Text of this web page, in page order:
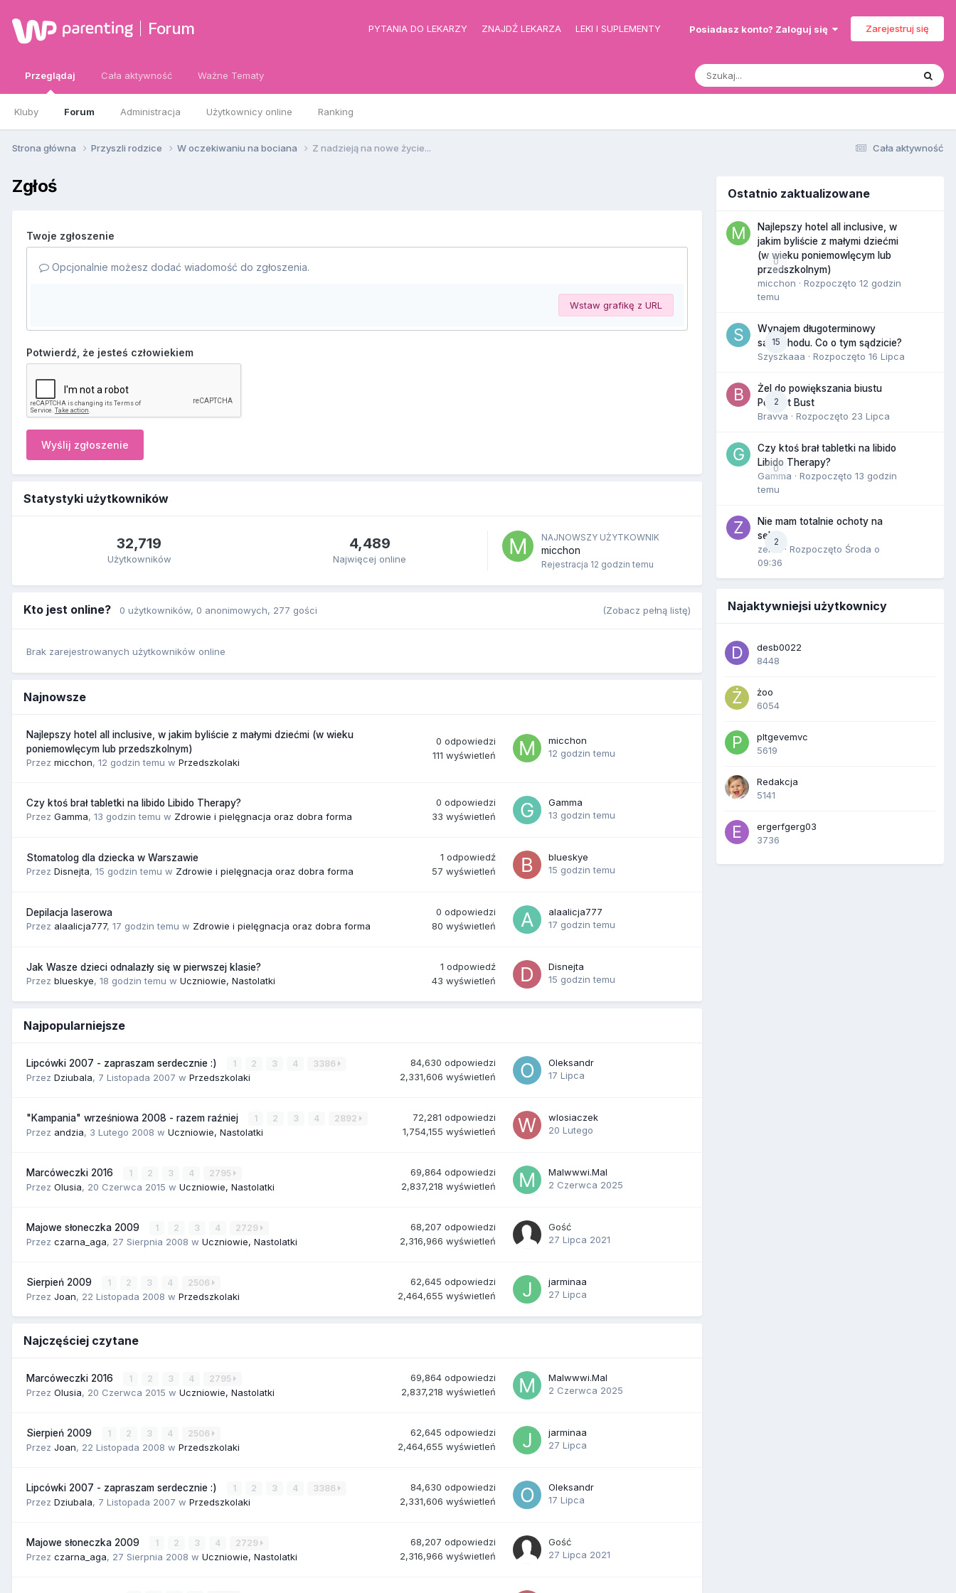
Forum PYTANIA DO LEKARZY ZNAJDŹ LEKARZA LEKI I SUPLEMENTY Posiadasz konto? Zaloguj się Zarejestruj się
Przeglądaj
Kluby Forum Administracja Użytkownicy online Ranking
Cała aktywność Ważne Tematy
Cała aktywność
Strona główna Przyszli rodzice W oczekiwaniu na bociana Z nadzieją na nowe życie...
Zgłoś
Twoje zgłoszenie
Opcjonalnie możesz dodać wiadomość do zgłoszenia.
Wstaw grafikę z URL
Potwierdź, że jesteś człowiekiem
Wyślij zgłoszenie
Statystyki użytkowników
32,719
Użytkowników
4,489
Najwięcej online
NAJNOWSZY UŻYTKOWNIK
micchon
Rejestracja 12 godzin temu
Kto jest online? 0 użytkowników, 0 anonimowych, 277 gości (Zobacz pełną listę)
Brak zarejestrowanych użytkowników online
Najnowsze
Najlepszy hotel all inclusive, w jakim byliście z małymi dziećmi (w wieku
poniemowlęcym lub przedszkolnym)
Przez micchon, 12 godzin temu w Przedszkolaki
0 odpowiedzi
111 wyświetleń
micchon
12 godzin temu
Czy ktoś brał tabletki na libido Libido Therapy?
Przez Gamma, 13 godzin temu w Zdrowie i pielęgnacja oraz dobra forma
0 odpowiedzi
33 wyświetleń
Gamma
13 godzin temu
Stomatolog dla dziecka w Warszawie
Przez Disnejta, 15 godzin temu w Zdrowie i pielęgnacja oraz dobra forma
1 odpowiedź
57 wyświetleń
blueskye
15 godzin temu
Depilacja laserowa
Przez alaalicja777, 17 godzin temu w Zdrowie i pielęgnacja oraz dobra forma
0 odpowiedzi
80 wyświetleń
alaalicja777
17 godzin temu
Jak Wasze dzieci odnalazły się w pierwszej klasie?
Przez blueskye, 18 godzin temu w Uczniowie, Nastolatki
1 odpowiedź
43 wyświetleń
Disnejta
15 godzin temu
Najpopularniejsze
Lipcówki 2007 - zapraszam serdecznie :) 1 2 3 4 3386
Przez Dziubala, 7 Listopada 2007 w Przedszkolaki
84,630 odpowiedzi
2,331,606 wyświetleń
Oleksandr
17 Lipca
"Kampania" wrześniowa 2008 - razem raźniej 1 2 3 4 2892
Przez andzia, 3 Lutego 2008 w Uczniowie, Nastolatki
72,281 odpowiedzi
1,754,155 wyświetleń
wlosiaczek
20 Lutego
Marcóweczki 2016 1 2 3 4 2795
Przez Olusia, 20 Czerwca 2015 w Uczniowie, Nastolatki
69,864 odpowiedzi
2,837,218 wyświetleń
Malwwwi.Mal
2 Czerwca 2025
Majowe słoneczka 2009 1 2 3 4 2729
Przez czarna_aga, 27 Sierpnia 2008 w Uczniowie, Nastolatki
68,207 odpowiedzi
2,316,966 wyświetleń
Gość
27 Lipca 2021
Sierpień 2009 1 2 3 4 2506
Przez Joan, 22 Listopada 2008 w Przedszkolaki
62,645 odpowiedzi
2,464,655 wyświetleń
jarminaa
27 Lipca
Najczęściej czytane
Marcóweczki 2016 1 2 3 4 2795
Przez Olusia, 20 Czerwca 2015 w Uczniowie, Nastolatki
69,864 odpowiedzi
2,837,218 wyświetleń
Malwwwi.Mal
2 Czerwca 2025
Sierpień 2009 1 2 3 4 2506
Przez Joan, 22 Listopada 2008 w Przedszkolaki
62,645 odpowiedzi
2,464,655 wyświetleń
jarminaa
27 Lipca
Lipcówki 2007 - zapraszam serdecznie :) 1 2 3 4 3386
Przez Dziubala, 7 Listopada 2007 w Przedszkolaki
84,630 odpowiedzi
2,331,606 wyświetleń
Oleksandr
17 Lipca
Majowe słoneczka 2009 1 2 3 4 2729
Przez czarna_aga, 27 Sierpnia 2008 w Uczniowie, Nastolatki
68,207 odpowiedzi
2,316,966 wyświetleń
Gość
27 Lipca 2021
Ostatnio zaktualizowane
0
Najlepszy hotel all inclusive, w
jakim byliście z małymi dziećmi
(w wieku poniemowlęcym lub
przedszkolnym)
micchon · Rozpoczęto 12 godzin
temu
15
Wynajem długoterminowy
samochodu. Co o tym sądzicie?
Szyszkaaa · Rozpoczęto 16 Lipca
2
Żel do powiększania biustu
Perfect Bust
Bravva · Rozpoczęto 23 Lipca
0
Czy ktoś brał tabletki na libido
Libido Therapy?
Gamma · Rozpoczęto 13 godzin
temu
2
Nie mam totalnie ochoty na
seks
zenla
· Rozpoczęto Środa o
09:36
Najaktywniejsi użytkownicy
desb0022
8448
żoo
6054
pltgevemvc
5619
Redakcja
5141
ergerfgerg03
3736